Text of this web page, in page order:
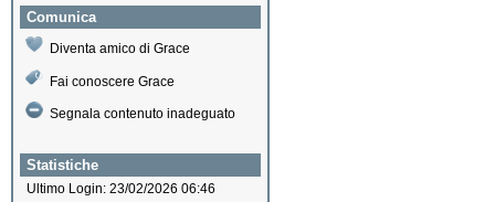
Comunica
Diventa amico di Grace
Fai conoscere Grace
Segnala contenuto inadeguato
Statistiche
Ultimo Login: 23/02/2026 06:46